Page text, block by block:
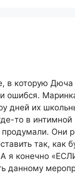
в которую Дюча
ошибся.
дней их
то в интимной
продумали. Они
так, как
я конечно
данному